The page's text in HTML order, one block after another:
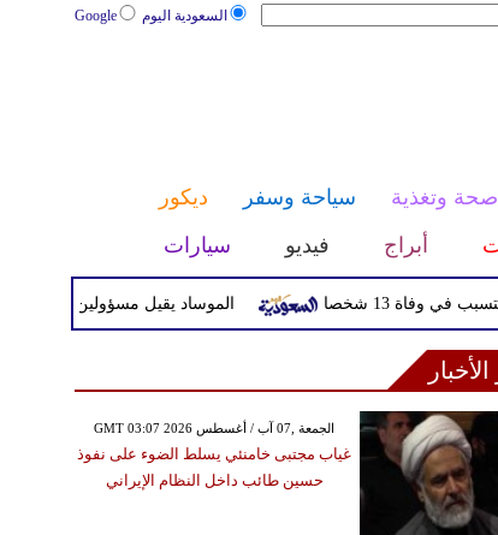
السعودية اليوم Google
صحة وتغذية سياحة وسفر
ديكور
أبراج فيديو سيارات
الموساد يقيل مسؤولين بارزين بعد 13 شخصا
الأخبار
GMT 03:07 2026 الجمعة ,07 آب / أغسطس
غياب مجتبى خامنئي يسلط الضوء على نفوذ
حسين طائب داخل النظام الإيراني